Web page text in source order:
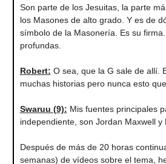
Son parte de los Jesuitas, la parte
los Masones de alto grado. Y es de
símbolo de la Masonería. Es su
profundas.
Robert: O sea, que la G sale de allí.
muchas historias pero nunca esto
Swaruu (9): Mis fuentes principales
independiente, son Jordan Maxwell y
Después de más de 20 horas
semanas) de vídeos sobre el tema,